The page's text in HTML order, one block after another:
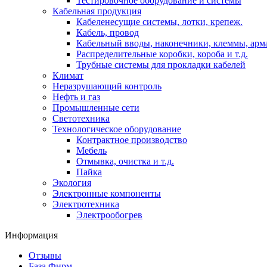
Кабельная продукция
Кабеленесущие системы, лотки, крепеж.
Кабель, провод
Кабельный вводы, наконечники, клеммы,
Распределительные коробки, короба и т.д.
Трубные системы для прокладки кабелей
Климат
Неразрушающий контроль
Нефть и газ
Промышленные сети
Светотехника
Технологическое оборудование
Контрактное производство
Мебель
Отмывка, очистка и т.д.
Пайка
Экология
Электронные компоненты
Электротехника
Электрообогрев
Информация
Отзывы